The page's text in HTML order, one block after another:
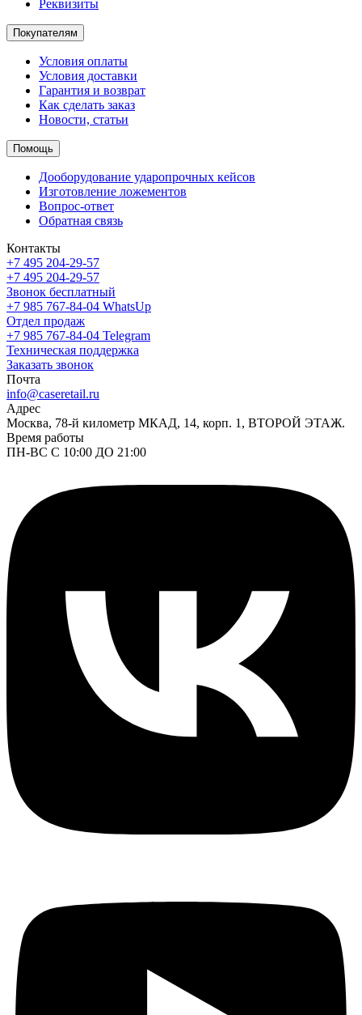
Реквизиты
Покупателям
Условия оплаты
Условия доставки
Гарантия и возврат
Как сделать заказ
Новости, статьи
Помощь
Дооборудование ударопрочных кейсов
Изготовление ложементов
Вопрос-ответ
Обратная связь
Контакты
+7 495 204-29-57
+7 495 204-29-57
Звонок бесплатный
+7 985 767-84-04 WhatsUp
Отдел продаж
+7 985 767-84-04 Telegram
Техническая поддержка
Заказать звонок
Почта
info@caseretail.ru
Адрес
Москва, 78-й километр МКАД, 14, корп. 1, ВТОРОЙ ЭТАЖ.
Время работы
ПН-ВС С 10:00 ДО 21:00